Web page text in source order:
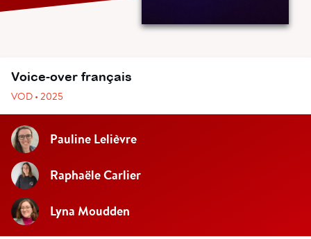
Voice-over français
VOD • 2025
Pauline Lelièvre
Raphaële Carlier
Lyna Moudden